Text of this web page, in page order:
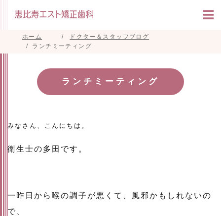
ホーム
ドクター＆スタッフブログ
ランチミーティング
ランチミーティング
みなさん、こんにちは。
衛生士の多田です。
一昨日から喉の調子が悪くて、風邪かもしれないの
で、